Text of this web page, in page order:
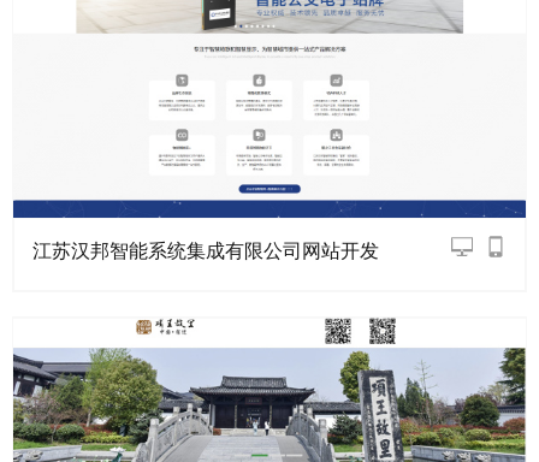
江苏汉邦智能系统集成有限公司网站开发